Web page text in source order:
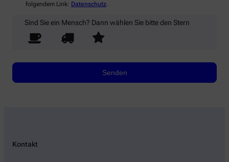
folgendem Link: Datenschutz.
Sind Sie ein Mensch? Dann wählen Sie bitteden Stern
Kontakt